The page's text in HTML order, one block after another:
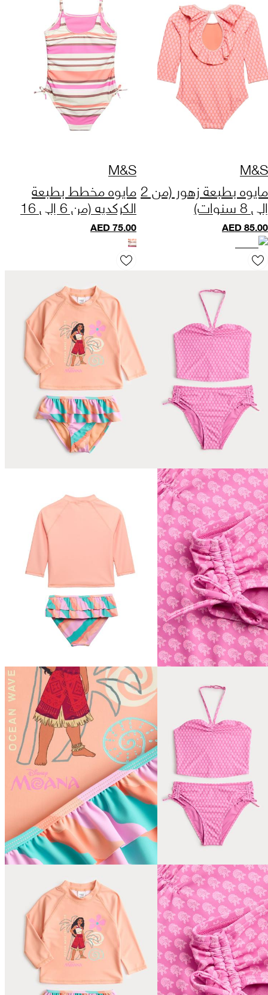
M&S
مايوه بطبعة زهور (من 2
إلى 8 سنوات)
AED85.00
M&S
مايوه مخطط بطبعة
الكركديه (من 6 إلى 16
سنة)AED75.00